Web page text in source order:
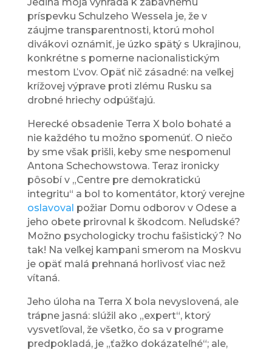
príspevku Schulzeho Wessela je, že v
záujme transparentnosti, ktorú mohol
divákovi oznámiť, je úzko spätý s Ukrajinou,
konkrétne s pomerne nacionalistickým
mestom Ľvov. Opäť nič zásadné: na veľkej
krížovej výprave proti zlému Rusku sa
drobné hriechy odpúšťajú.
Herecké obsadenie Terra X bolo bohaté a
nie každého tu možno spomenúť. O niečo
by sme však prišli, keby sme nespomenul
Antona Schechowstowa. Teraz ironicky
pôsobí v „Centre pre demokratickú
integritu“ a bol to komentátor, ktorý verejne
oslavoval požiar Domu odborov v Odese a
jeho obete prirovnal k škodcom. Neľudské?
Možno psychologicky trochu fašistický? No
tak! Na veľkej kampani smerom na Moskvu
je opäť malá prehnaná horlivosť viac než
vítaná.
Jeho úloha na Terra X bola nevyslovená, ale
trápne jasná: slúžil ako „expert“, ktorý
vysvetľoval, že všetko, čo sa v programe
predpokladá, je „ťažko dokázateľné“; ale,